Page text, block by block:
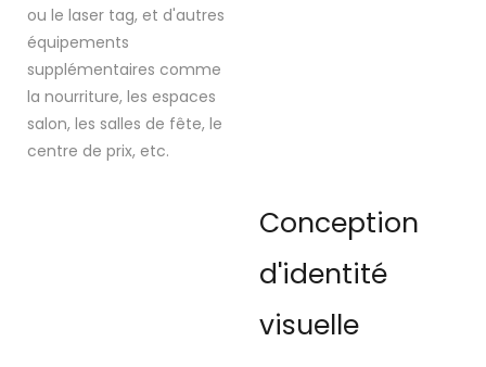
ou le laser tag, et d'autres
équipements
supplémentaires comme
la nourriture, les espaces
salon, les salles de fête, le
centre de prix, etc.
Conception
d'identité
visuelle